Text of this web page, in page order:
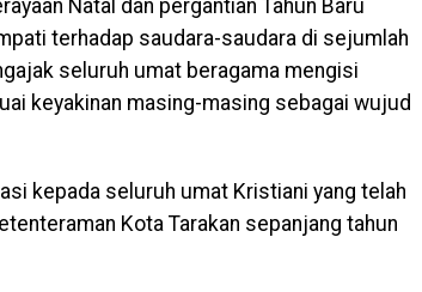
Natal dan pergantian Tahun Baru
terhadap saudara-saudara di sejumlah
seluruh umat beragama mengisi
keyakinan masing-masing sebagai wujud
kepada seluruh umat Kristiani yang telah
Kota Tarakan sepanjang tahun